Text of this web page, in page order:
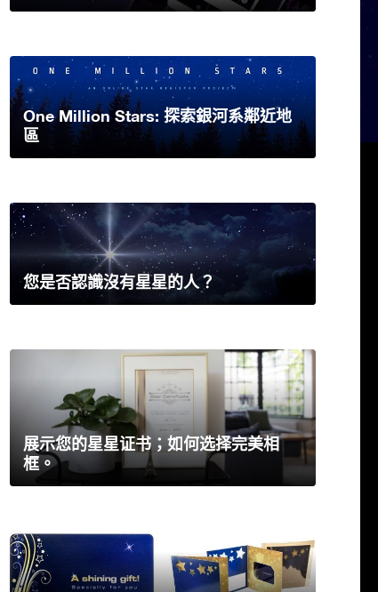
One Million Stars: 探索銀河系鄰近地
區
您是否認識沒有星星的人？
展示您的星星证书；如何选择完美相
框。